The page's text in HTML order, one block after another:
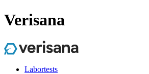
Verisana
Labortests